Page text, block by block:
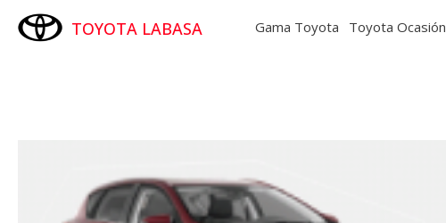
TOYOTA LABASA Gama Toyota Toyota Ocasión